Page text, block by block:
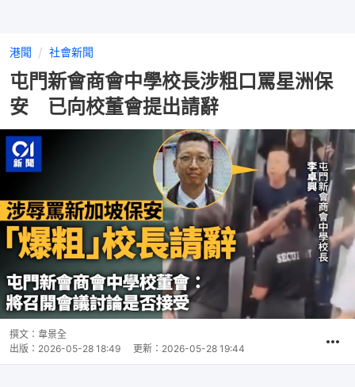
港聞 社會新聞
屯門新會商會中學校長涉粗口罵星洲保
安 已向校董會提出請辭
撰文： 韋景全
出版： 2026-05-28 18:49 更新： 2026-05-28 19:44